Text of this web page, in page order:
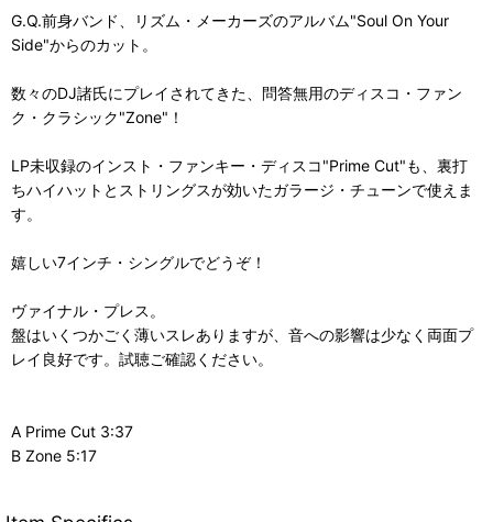
G.Q.前身バンド、リズム・メーカーズのアルバム"Soul On Your
Side"からのカット。
数々のDJ諸氏にプレイされてきた、問答無用のディスコ・ファン
ク・クラシック"Zone"！
LP未収録のインスト・ファンキー・ディスコ"Prime Cut"も、裏打
ちハイハットとストリングスが効いたガラージ・チューンで使えま
す。
嬉しい7インチ・シングルでどうぞ！
ヴァイナル・プレス。
盤はいくつかごく薄いスレありますが、音への影響は少なく両面プ
レイ良好です。試聴ご確認ください。
A Prime Cut 3:37
B Zone 5:17